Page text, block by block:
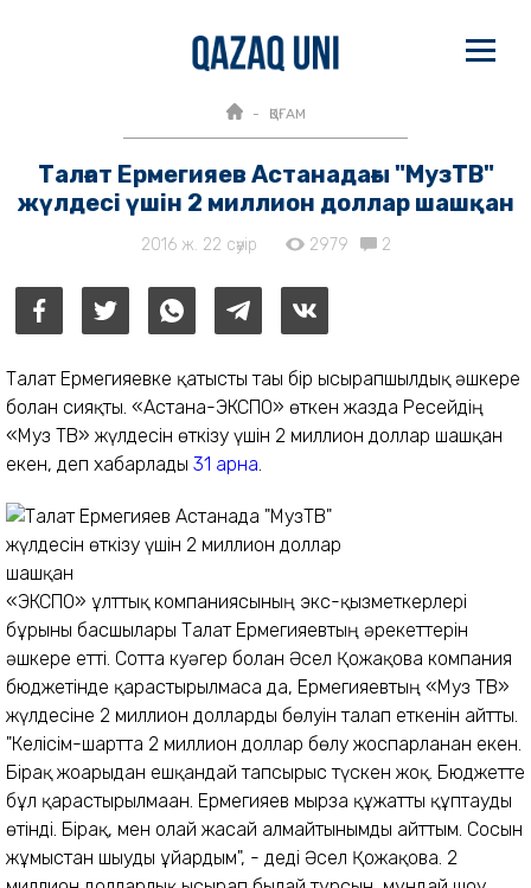
ҚОҒАМ
Талғат Ермегияев Астанадағы "МузТВ"
жүлдесі үшін 2 миллион доллар шашқан
2016 ж. 22 сәуір 2979 2
Талғат Ермегияевке қатысты тағы бір ысырапшылдық әшкере
болған сияқты. «Астана-ЭКСПО» өткен жазда Ресейдің
«Муз ТВ» жүлдесін өткізу үшін 2 миллион доллар шашқан
екен, деп хабарлады 31 арна
«ЭКСПО» ұлттық компаниясының экс-қызметкерлері
бұрынғы басшылары Талғат Ермегияевтың әрекеттерін
әшкере етті. Сотта куәгер болған Әсел Қожақова компания
бюджетінде қарастырылмаса да, Ермегияевтың «Муз ТВ»
жүлдесіне 2 миллион долларды бөлуін талап еткенін айтты.
"Келісім-шартта 2 миллион доллар бөлу жоспарланған екен.
Бірақ жоғарыдан ешқандай тапсырыс түскен жоқ. Бюджетте
бұл қарастырылмаған. Ермегияев мырза құжатты құптауды
өтінді. Бірақ, мен олай жасай алмайтынымды айттым. Сосын
жұмыстан шығуды ұйғардым", - деді Әсел Қожақова. 2